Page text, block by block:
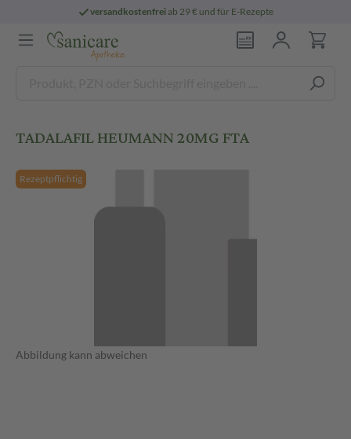
versandkostenfreiab 29 € und für E-Rezepte
TADALAFIL HEUMANN 20MG FTA
Rezeptpflichtig
Abbildung kann abweichen